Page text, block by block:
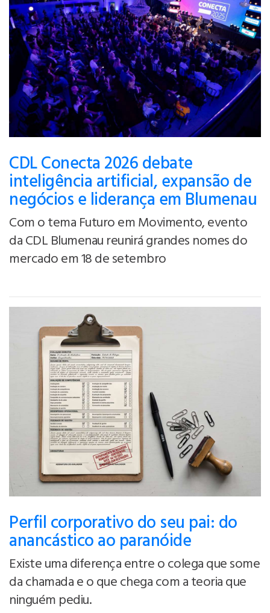
CDL Conecta 2026 debate
inteligência artificial, expansão de
negócios e liderança em Blumenau
Com o tema Futuro em Movimento, evento
da CDL Blumenau reunirá grandes nomes do
mercado em 18 de setembro
Perfil corporativo do seu pai: do
anancástico ao paranóide
Existe uma diferença entre o colega que some
da chamada e o que chega com a teoria que
ninguém pediu.